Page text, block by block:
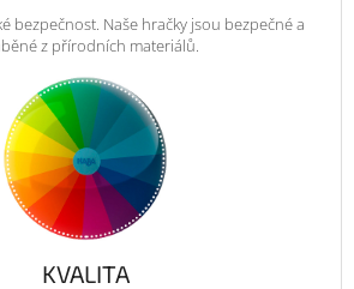
bezpečnost. Naše hračky jsou bezpečné a
z přírodních materiálů.
KVALITA